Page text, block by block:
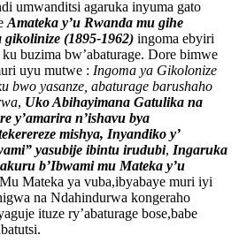
umwanditsi agaruka inyuma gato
Amateka y’u Rwanda mu gihe
gikolinize (1895-1962) ingoma ebyiri
buzima bw’abaturage. Dore bimwe
uyu mutwe : Ingoma ya Gikolonize
bwo yasanze, abaturage barushaho
, Uko Abihayimana Gatulika na
y’amarira n’ishavu bya
mishya, Inyandiko y’
yasubije ibintu irudubi, Ingaruka
b’Ibwami mu Mateka y’u
Mateka ya vuba,ibyabaye muri iyi
na Ndahindurwa kongeraho
ituze ry’abaturage bose,babe